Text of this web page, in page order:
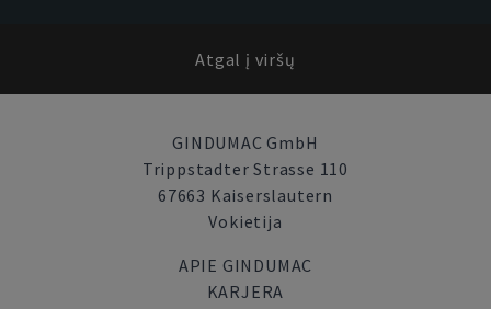
Atgal į viršų
GINDUMAC GmbH
Trippstadter Strasse 110
67663 Kaiserslautern
Vokietija
APIE GINDUMAC
KARJERA